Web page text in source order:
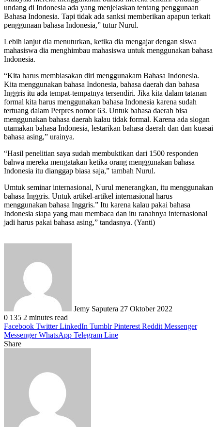
undang di Indonesia ada yang menjelaskan tentang penggunaan
Bahasa Indonesia. Tapi tidak ada sanksi memberikan apapun terkait
penggunaan bahasa Indonesia,” tutur Nurul.
Lebih lanjut dia menuturkan, ketika dia mengajar dengan siswa
mahasiswa dia menghimbau mahasiswa untuk menggunakan bahasa
Indonesia.
“Kita harus membiasakan diri menggunakam Bahasa Indonesia.
Kita menggunakan bahasa Indonesia, bahasa daerah dan bahasa
Inggris itu ada tempat-tempatnya tersendiri. Jika kita dalam tatanan
formal kita harus menggunakan bahasa Indonesia karena sudah
tertuang dalam Perpres nomor 63. Untuk bahasa daerah bisa
menggunakan bahasa daerah kalau tidak formal. Karena ada slogan
utamakan bahasa Indonesia, lestarikan bahasa daerah dan dan kuasai
bahasa asing,” urainya.
“Hasil penelitian saya sudah membuktikan dari 1500 responden
bahwa mereka mengatakan ketika orang menggunakan bahasa
Indonesia itu dianggap biasa saja,” tambah Nurul.
Umtuk seminar internasional, Nurul menerangkan, itu menggunakan
bahasa Inggris. Untuk artikel-artikel internasional harus
menggunakan bahasa Inggris.” Itu karena kalau pakai bahasa
Indonesia siapa yang mau membaca dan itu ranahnya internasional
jadi harus pakai bahasa asing,” tandasnya. (Yanti)
Jemy Saputera 27 Oktober 2022
0 135 2 minutes read
Facebook Twitter LinkedIn Tumblr Pinterest Reddit Messenger
Messenger WhatsApp Telegram Line
Share